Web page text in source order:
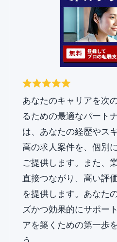
あなたのキャリアを次
るための最適なパート
は、あなたの経歴やス
高の求人案件を、個別
ご提供します。また、
直接つながり、高い評
を提供します。あなた
ズかつ効果的にサポー
アを築くための第一歩